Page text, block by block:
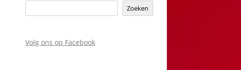
Zoeken
Volg ons op Facebook